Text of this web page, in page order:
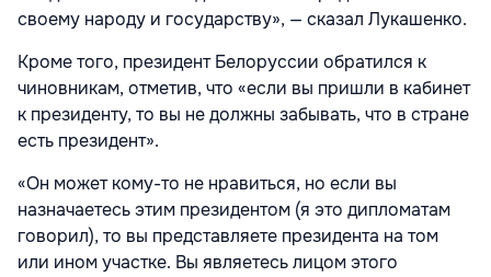
своему народу и государству», — сказал Лукашенко.
Кроме того, президент Белоруссии обратился к
чиновникам, отметив, что «если вы пришли в кабинет
к президенту, то вы не должны забывать, что в стране
есть президент».
«Он может кому-то не нравиться, но если вы
назначаетесь этим президентом (я это дипломатам
говорил), то вы представляете президента на том
или ином участке. Вы являетесь лицом этого